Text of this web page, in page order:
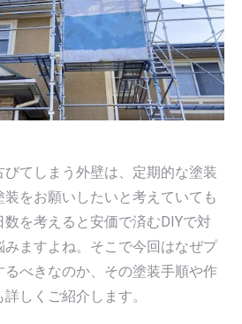
ウ
で
開
き
ま
てしまう外壁は、定期的な塗装
をお願いしたいと考えていても
を考えると安価で済むDIYで対
ますよね。そこで今回はなぜプ
るべきなのか、その塗装手順や作
しくご紹介します。